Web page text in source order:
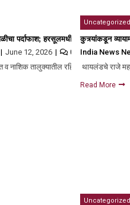
मॉडेलचा पर्दाफाश
पर्दाफाश; हरसूलमधील अल्पवयीन मुलीची
June 12, 2026 0
व नाशिक तालुक्यातील रहिवासी असलेली
Uncategorized
कुत्र्यांकडून
India News
थायलंडचे राजे महा
Read More
Uncategorized